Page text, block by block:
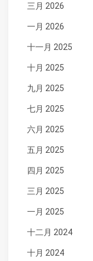
三月 2026
一月 2026
十一月 2025
十月 2025
九月 2025
七月 2025
六月 2025
五月 2025
四月 2025
三月 2025
一月 2025
十二月 2024
十月 2024